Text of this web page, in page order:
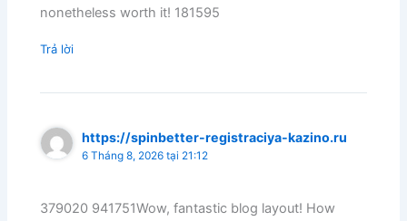
nonetheless worth it! 181595
Trả lời
https://spinbetter-registraciya-kazino.ru
6 Tháng 8, 2026 tại 21:12
379020 941751Wow, fantastic blog layout! How